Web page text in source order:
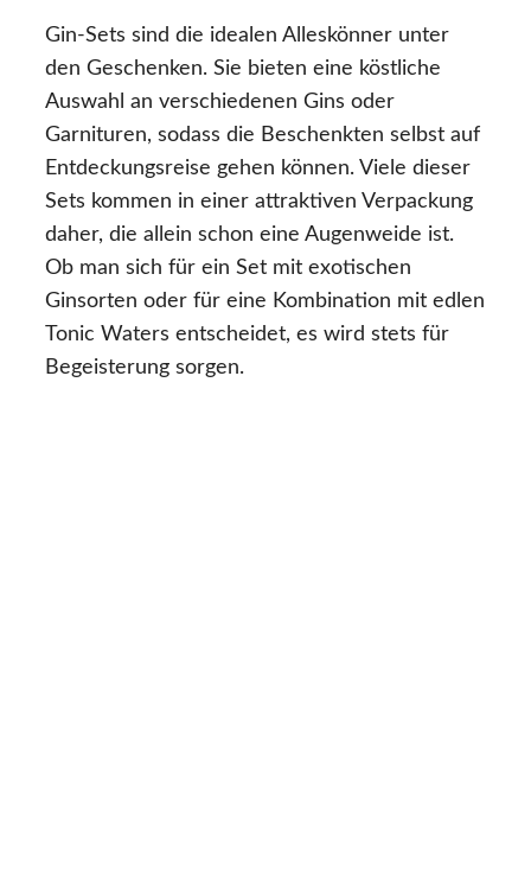
Gin-Sets sind die idealen Alleskönner unter
den Geschenken. Sie bieten eine köstliche
Auswahl an verschiedenen Gins oder
Garnituren, sodass die Beschenkten selbst auf
Entdeckungsreise gehen können. Viele dieser
Sets kommen in einer attraktiven Verpackung
daher, die allein schon eine Augenweide ist.
Ob man sich für ein Set mit exotischen
Ginsorten oder für eine Kombination mit edlen
Tonic Waters entscheidet, es wird stets für
Begeisterung sorgen.